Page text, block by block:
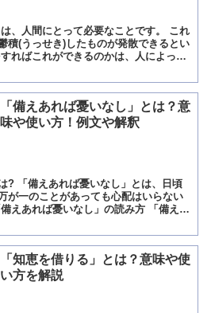
、人間にとって必要なことです。 これ
積(うっせき)したものが発散できるとい
ればこれができるのかは、人によって
「備えあれば憂いなし」とは？意
味や使い方！例文や解釈
? 「備えあれば憂いなし」とは、日頃
が一のことがあっても心配はいらない
えあれば憂いなし」の読み方 「備えあ
「知恵を借りる」とは？意味や使
い方を解説